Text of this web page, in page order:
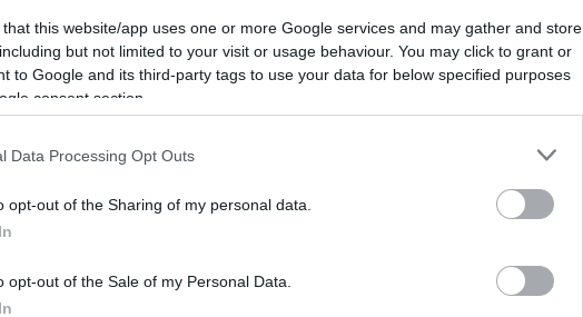
that this website/app uses one or more Google services and may gather and store
but not limited to your visit or usage behaviour. You may click to grant or
to Google and its third-party tags to use your data for below specified purposes
consent section.
Data Processing Opt Outs
opt-out of the Sharing of my personal data.
opt-out of the Sale of my Personal Data.
nagy visszatérése a köztudatba, lényegében egy
elején!
most gyökeresen változott meg. A Mazda
adott interjúban árulta el, hogy mégsem jön
még nincs pontos dátum, hogy mikor kerülhet
sikerült összerakni egy újgenerációs
kellő biztonsággal ellátni a feladatot? A
hivatkoznak, hogy a hatótávnövelt MX-30 jóval
mint a kizárólag villanyos változat,